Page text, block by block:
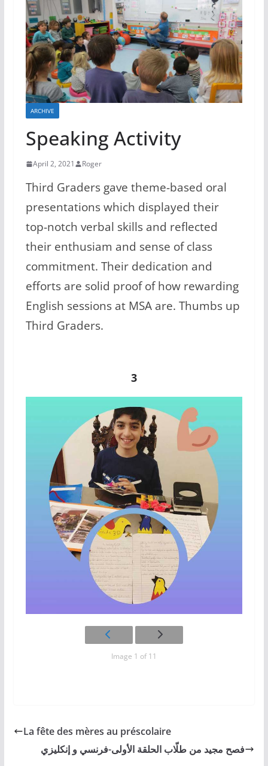
ARCHIVE
Speaking Activity
April 2, 2021 Roger
Third Graders gave theme-based oral
presentations which displayed their
top-notch verbal skills and reflected
their enthusiam and sense of class
commitment. Their dedication and
efforts are solid proof of how rewarding
English sessions at MSA are. Thumbs up
Third Graders.
3
Image 1 of 11
La fête des mères au préscolaire
فصح مجيد من طلّاب الحلقة الأولى-فرنسي و إنكليزي